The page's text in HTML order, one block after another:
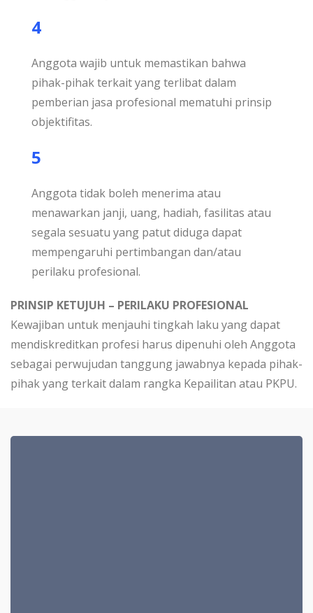
4
Anggota wajib untuk memastikan bahwa
pihak-pihak terkait yang terlibat dalam
pemberian jasa profesional mematuhi prinsip
objektifitas.
5
Anggota tidak boleh menerima atau
menawarkan janji, uang, hadiah, fasilitas atau
segala sesuatu yang patut diduga dapat
mempengaruhi pertimbangan dan/atau
perilaku profesional.
PRINSIP KETUJUH – PERILAKU PROFESIONAL
Kewajiban untuk menjauhi tingkah laku yang dapat
mendiskreditkan profesi harus dipenuhi oleh Anggota
sebagai perwujudan tanggung jawabnya kepada pihak-
pihak yang terkait dalam rangka Kepailitan atau PKPU.